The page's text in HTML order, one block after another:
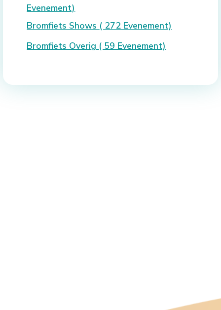
Evenement)
Bromfiets Shows ( 272 Evenement)
Bromfiets Overig ( 59 Evenement)